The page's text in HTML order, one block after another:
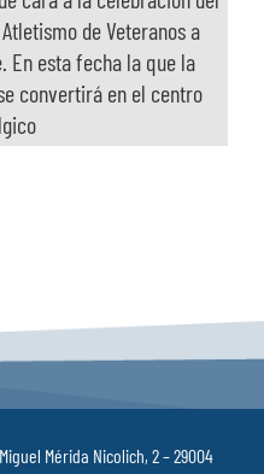
de Veteranos a
En esta fecha la que la
convertirá en el centro
Mérida Nicolich, 2 – 29004